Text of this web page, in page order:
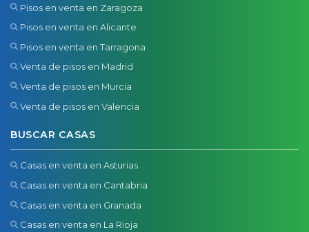
Pisos en venta en Zaragoza
Pisos en venta en Alicante
Pisos en venta en Tarragona
Venta de pisos en Madrid
Venta de pisos en Murcia
Venta de pisos en Valencia
BUSCAR CASAS
Casas en venta en Asturias
Casas en venta en Cantabria
Casas en venta en Granada
Casas en venta en La Rioja